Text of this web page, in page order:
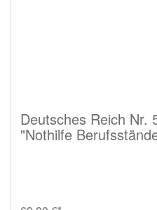
Deutsches Reich Nr.
"Nothilfe